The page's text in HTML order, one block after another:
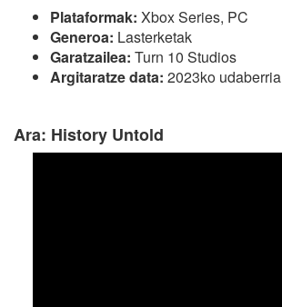
Plataformak: Xbox Series, PC
Generoa: Lasterketak
Garatzailea: Turn 10 Studios
Argitaratze data: 2023ko udaberria
Ara: History Untold